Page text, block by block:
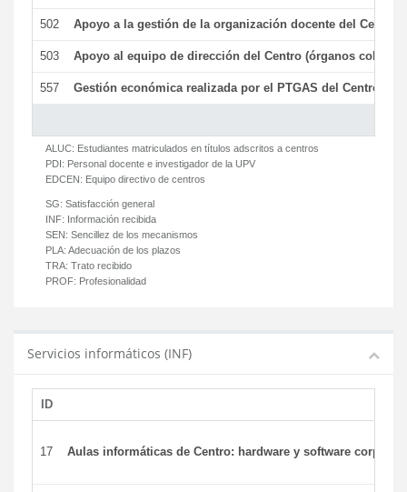
502 Apoyo a la gestión de la organización docente del Centro
503 Apoyo al equipo de dirección del Centro (órganos
557 Gestión económica realizada por el PTGAS del Centro
ALUC: Estudiantes matriculados en títulos adscritos a centros
PDI: Personal docente e investigador de la UPV
EDCEN: Equipo directivo de centros
SG: Satisfacción general
INF: Información recibida
SEN: Sencillez de los mecanismos
PLA: Adecuación de los plazos
TRA: Trato recibido
PROF: Profesionalidad
Servicios informáticos (INF)
ID
17 Aulas informáticas de Centro: hardware y software